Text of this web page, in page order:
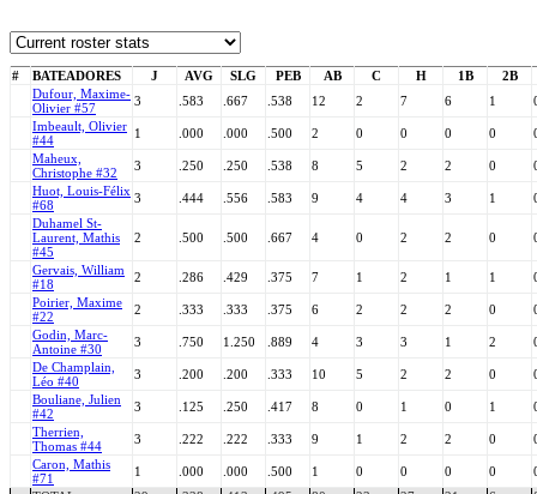
# BATEADORES J AVG SLG PEB AB C H 1B
2B
Dufour, Maxime-
Olivier #57
3 .583 .667 .538 12 2 7 6 1
Imbeault, Olivier
#44
1 .000 .000 .500 2 0 0 0 0
Maheux,
Christophe #32
3 .250 .250 .538 8 5 2 2 0
Huot, Louis-Félix
#68
3 .444 .556 .583 9 4 4 3 1
Duhamel St-
Laurent, Mathis
#45
2 .500 .500 .667 4 0 2 2 0
Gervais, William
#18
2 .286 .429 .375 7 1 2 1 1
Poirier, Maxime
#22
2 .333 .333 .375 6 2 2 2 0
Godin, Marc-
Antoine #30
3 .750 1.250 .889 4 3 3 1 2
De Champlain,
Léo #40
3 .200 .200 .333 10 5 2 2 0
Bouliane, Julien
#42
3 .125 .250 .417 8 0 1 0 1
Therrien,
Thomas #44
3 .222 .222 .333 9 1 2 2 0
Caron, Mathis
#71
1 .000 .000 .500 1 0 0 0 0